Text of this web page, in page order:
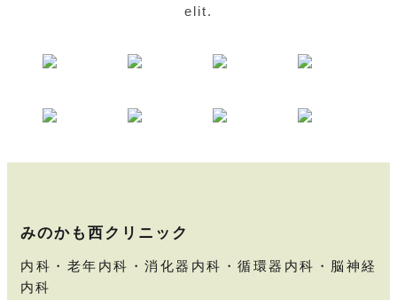
elit.
みのかも西クリニック
内科・老年内科・消化器内科・循環器内科・脳神経
内科